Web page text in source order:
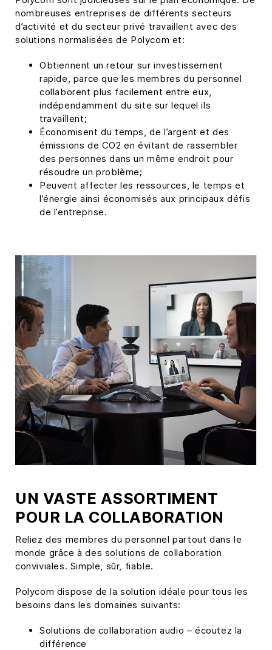
nombreuses entreprises de différents secteurs
d’activité et du secteur privé travaillent avec des
solutions normalisées de Polycom et:
Obtiennent un retour sur investissement
rapide, parce que les membres du personnel
collaborent plus facilement entre eux,
indépendamment du site sur lequel ils
travaillent;
Économisent du temps, de l’argent et des
émissions de CO2 en évitant de rassembler
des personnes dans un même endroit pour
résoudre un problème;
Peuvent affecter les ressources, le temps et
l’énergie ainsi économisés aux principaux défis
de l’entreprise.
UN VASTE ASSORTIMENT
POUR LA COLLABORATION
Reliez des membres du personnel partout dans le
monde grâce à des solutions de collaboration
conviviales. Simple, sûr, fiable.
Polycom dispose de la solution idéale pour tous les
besoins dans les domaines suivants:
Solutions de collaboration audio – écoutez la
différence